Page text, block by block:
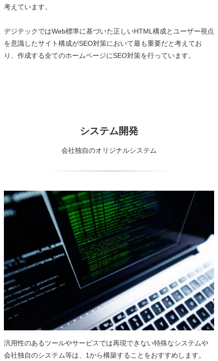
考えています。
デジテックではWeb標準に基づいた正しいHTML構成とユーザー視点
を意識したサイト構成がSEO対策において最も重要だと考えてお
り、作成する全てのホームページにSEO対策を行っています。
システム開発
会社独自のオリジナルシステム
汎用性のあるツールやサービスでは再現できない特殊なシステムや
会社独自のシステム等は、1から構築することをおすすめします。